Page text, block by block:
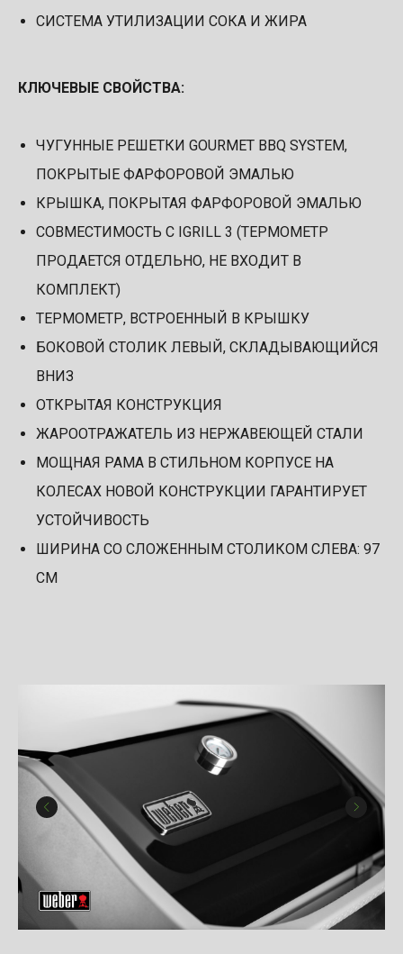
СИСТЕМА УТИЛИЗАЦИИ СОКА И ЖИРА
КЛЮЧЕВЫЕ СВОЙСТВА:
ЧУГУННЫЕ РЕШЕТКИ GOURMET BBQ SYSTEM,
ПОКРЫТЫЕ ФАРФОРОВОЙ ЭМАЛЬЮ
КРЫШКА, ПОКРЫТАЯ ФАРФОРОВОЙ ЭМАЛЬЮ
СОВМЕСТИМОСТЬ С IGRILL 3 (ТЕРМОМЕТР
ПРОДАЕТСЯ ОТДЕЛЬНО, НЕ ВХОДИТ В
КОМПЛЕКТ)
ТЕРМОМЕТР, ВСТРОЕННЫЙ В КРЫШКУ
БОКОВОЙ СТОЛИК ЛЕВЫЙ, СКЛАДЫВАЮЩИЙСЯ
ВНИЗ
ОТКРЫТАЯ КОНСТРУКЦИЯ
ЖАРООТРАЖАТЕЛЬ ИЗ НЕРЖАВЕЮЩЕЙ СТАЛИ
МОЩНАЯ РАМА В СТИЛЬНОМ КОРПУСЕ НА
КОЛЕСАХ НОВОЙ КОНСТРУКЦИИ ГАРАНТИРУЕТ
УСТОЙЧИВОСТЬ
ШИРИНА СО СЛОЖЕННЫМ СТОЛИКОМ СЛЕВА: 97
СМ